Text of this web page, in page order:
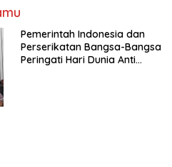
Pemerintah Indonesia dan
Perserikatan Bangsa-Bangsa
Peringati Hari Dunia Anti